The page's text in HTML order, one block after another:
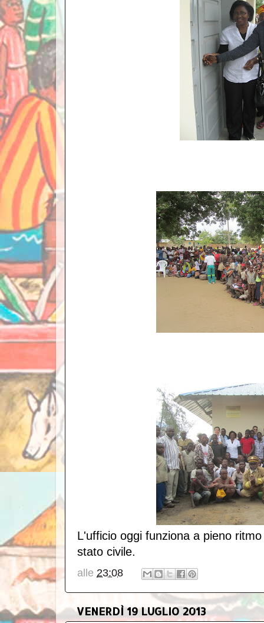
L'ufficio oggi funziona a pieno
stato civile.
alle 23:08
VENERDÌ 19 LUGLIO 2013